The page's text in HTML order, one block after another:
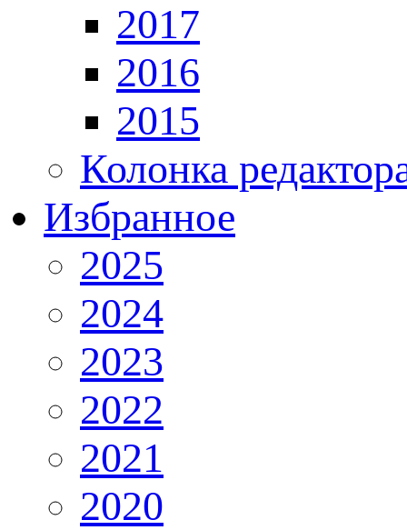
2017
2016
2015
Колонка
Избранное
2025
2024
2023
2022
2021
2020